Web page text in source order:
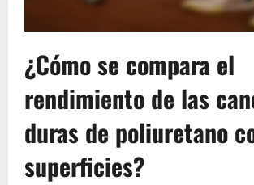
¿Cómo se compara el
rendimiento de las
duras de poliuretano
superficies?